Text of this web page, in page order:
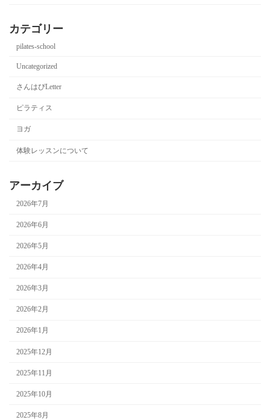
カテゴリー
pilates-school
Uncategorized
さんはぴLetter
ピラティス
ヨガ
体験レッスンについて
アーカイブ
2026年7月
2026年6月
2026年5月
2026年4月
2026年3月
2026年2月
2026年1月
2025年12月
2025年11月
2025年10月
2025年8月